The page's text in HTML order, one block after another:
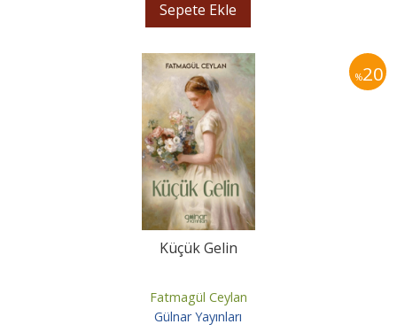
Sepete Ekle
%20
Küçük Gelin
Fatmagül Ceylan
Gülnar Yayınları